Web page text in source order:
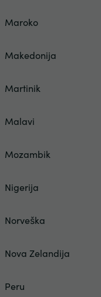
Maroko
Makedonija
Martinik
Malavi
Mozambik
Nigerija
Norveška
Nova Zelandija
Peru